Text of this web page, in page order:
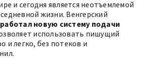
и сегодня является неотъемлемой
жизни. Венгерский
новую систему подачи
использовать пишущий
и легко, без потеков и